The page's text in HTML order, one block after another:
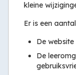
kleine
Er is een
De
De